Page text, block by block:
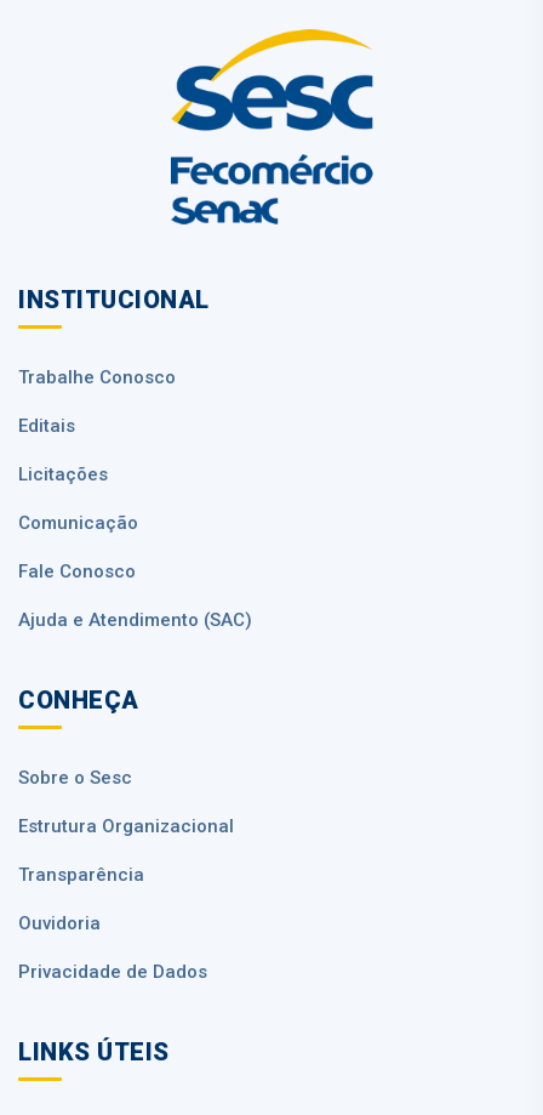
INSTITUCIONAL
Trabalhe Conosco
Editais
Licitações
Comunicação
Fale Conosco
Ajuda e Atendimento (SAC)
CONHEÇA
Sobre o Sesc
Estrutura Organizacional
Transparência
Ouvidoria
Privacidade de Dados
LINKS ÚTEIS